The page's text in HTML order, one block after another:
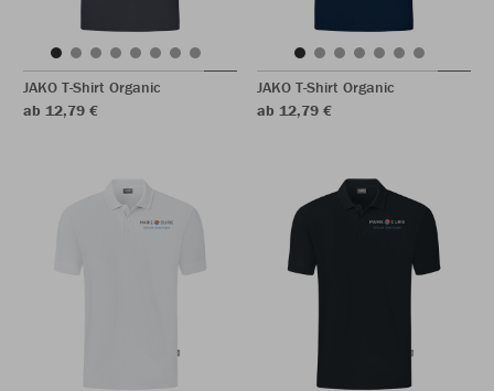
JAKO T-Shirt Organic
ab 12,79 €
JAKO T-Shirt Organic
ab 12,79 €